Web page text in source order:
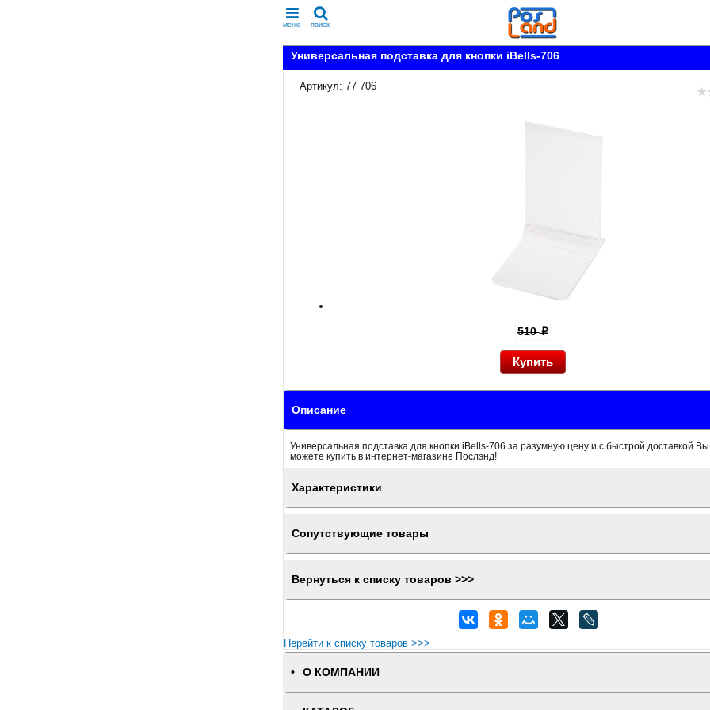
меню поиск
Универсальная подставка для кнопки iBells-706
Артикул: 77 706
510p
Описание
Универсальная подставка для кнопки iBells-706 за разумную цену и с быстрой доставкой Вы
можете купить в интернет-магазине Послэнд!
Характеристики
Сопутствующие товары
Вернуться к списку товаров >>>
Перейти к списку товаров >>>
О КОМПАНИИ